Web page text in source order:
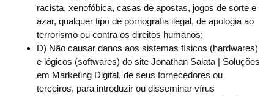
racista, xenofóbica, casas de apostas, jogos de sorte e
azar, qualquer tipo de pornografia ilegal, de apologia ao
terrorismo ou contra os direitos humanos;
D) Não causar danos aos sistemas físicos (hardwares)
e lógicos (softwares) do site Jonathan Salata | Soluções
em Marketing Digital, de seus fornecedores ou
terceiros, para introduzir ou disseminar vírus